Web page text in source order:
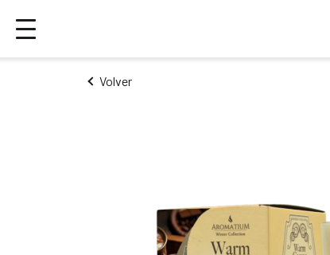
Volver